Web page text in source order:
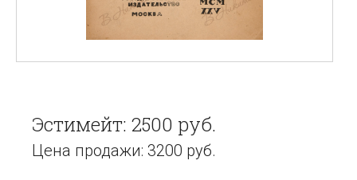
Эстимейт: 2500 руб.
Цена продажи: 3200 руб.